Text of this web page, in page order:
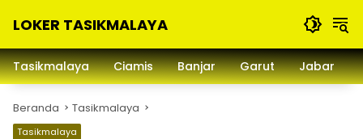
LOKER TASIKMALAYA
Lowongan
Kerja
dan
Sekitarna
Tasikmalaya Ciamis Banjar Garut Jabar
Beranda Tasikmalaya
Tasikmalaya